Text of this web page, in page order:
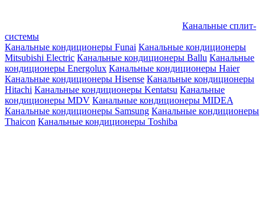
Канальные сплит-
системы
Канальные кондиционеры Funai Канальные кондиционеры
Mitsubishi Electric Канальные кондиционеры Ballu Канальные
кондиционеры Energolux Канальные кондиционеры Haier
Канальные кондиционеры Hisense Канальные кондиционеры
Hitachi Канальные кондиционеры Kentatsu Канальные
кондиционеры MDV Канальные кондиционеры MIDEA
Канальные кондиционеры Samsung Канальные кондиционеры
Thaicon Канальные кондиционеры Toshiba